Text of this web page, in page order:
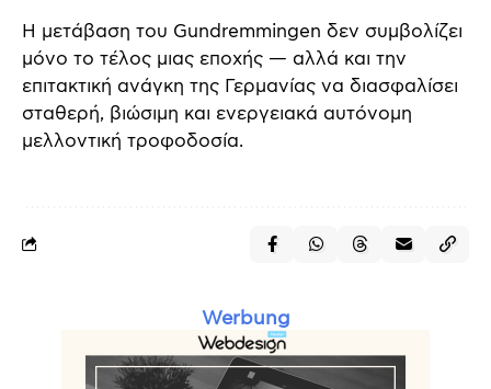
Η μετάβαση του Gundremmingen δεν συμβολίζει
μόνο το τέλος μιας εποχής — αλλά και την
επιτακτική ανάγκη της Γερμανίας να διασφαλίσει
σταθερή, βιώσιμη και ενεργειακά αυτόνομη
μελλοντική τροφοδοσία.
Werbung